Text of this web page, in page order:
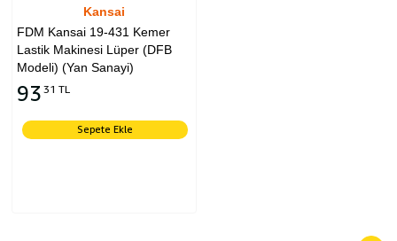
Kansai
FDM Kansai 19-431 Kemer
Lastik Makinesi Lüper (DFB
Modeli) (Yan Sanayi)
93 31 TL
Sepete Ekle